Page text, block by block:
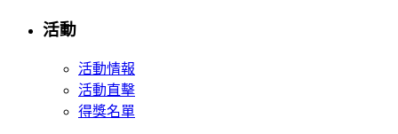
活動
活動情報
活動直擊
得獎名單